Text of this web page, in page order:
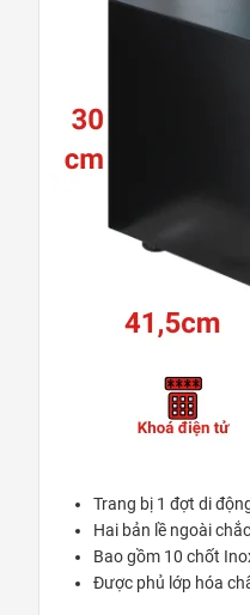
Trang bị 1 đợt di
Hai bản lề ngoài
Bao gồm 10 chốt
Được phủ lớp hóa